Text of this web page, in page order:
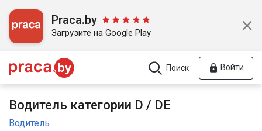
Praca.by
Загрузите на Google Play
Поиск Войти
Водитель категории D / DE
Водитель